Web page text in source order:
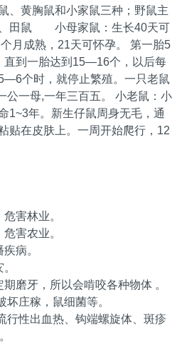
、黄胸鼠和小家鼠三种；野鼠主
、田鼠 小母家鼠：生长40天可
月成熟，21天可怀孕。 第一胎5
到一胎达到15—16个，以后每
个时，就停止繁殖。一只老鼠
公一母,一年三百五。 小老鼠：小
1~3年。新生仔鼠周身无毛，通
贴在皮肤上。一周开始爬行，12
害林业。
害农业。
病。
磨牙，所以会啃咬各种物体 。
坏庄稼，鼠细菌等。
行性出血热、钩端螺旋体、斑疹